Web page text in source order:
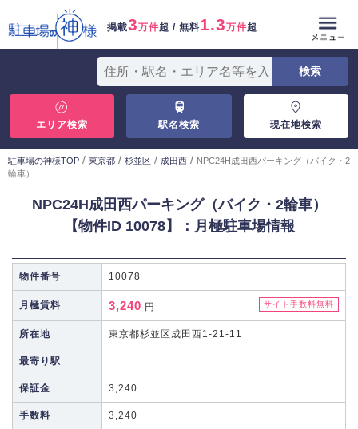
掲載3万件超 / 無料1.3万件超
エリア検索 駅名検索 現在地検索
駐車場の神様TOP / 東京都 / 杉並区 / 成田西 / NPC24H成田西パーキング（バイク・2
輪車）
NPC24H成田西パーキング（バイク・2輪車）
【物件ID 10078】：月極駐車場情報
物件番号 10078
月極賃料 サイト手数料無料
3,240 円
所在地 東京都杉並区成田西1-21-11
最寄り駅
保証金 3,240
手数料 3,240